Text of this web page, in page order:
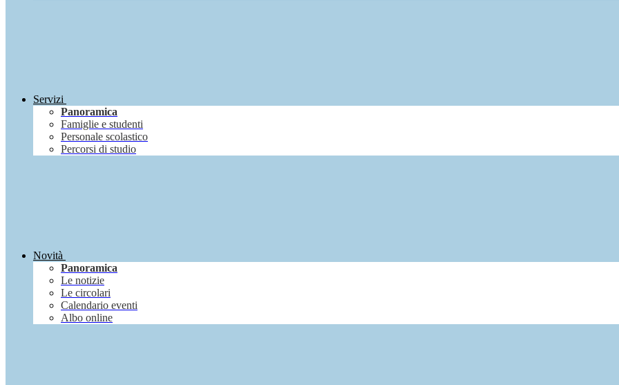
Servizi
Panoramica
Famiglie e studenti
Personale scolastico
Percorsi di studio
Novità
Panoramica
Le notizie
Le circolari
Calendario eventi
Albo online